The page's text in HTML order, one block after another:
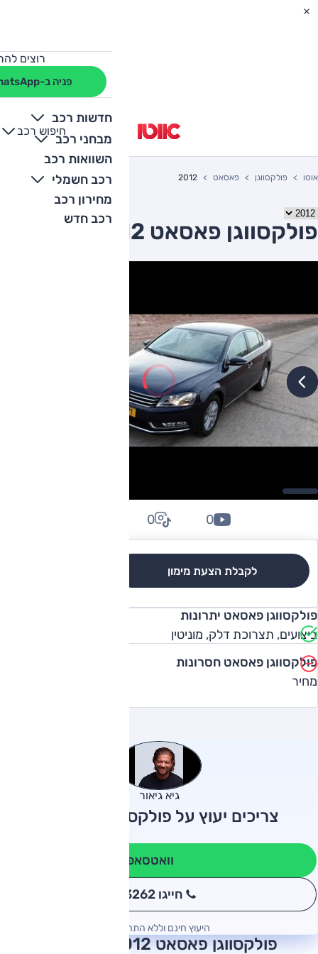
רוצים
פניה ב-WhatsApp
חדשות רכב
מבחני רכב
השוואות רכב
רכב חשמלי
מחירון רכב
רכב חדש
חיפוש רכב
+
-
אוטו פולקסווגן פאסאט 2012
פולקסווגן פאסאט 2012 יד שניה
לקבלת הצעת מימון
0
0
פולקסווגן פאסאט יתרונות
ביצועים, תצרוכת דלק, מוניטין
פולקסווגן פאסאט חסרונות
מחיר
גיא גיאור
צריכים יעוץ על פולקסווגן פאסאט?
וואטסאפ
חייגו 3262
היעוץ חינם וללא התחייבות
פולקסווגן פאסאט 2012 חוות דעת